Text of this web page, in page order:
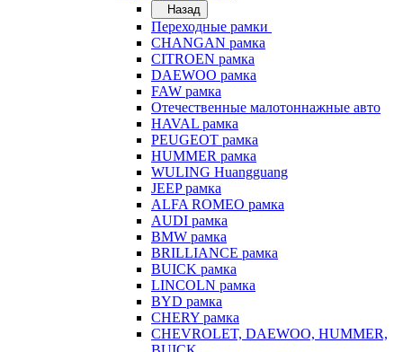
Назад
Переходные рамки
CHANGAN рамка
CITROEN рамка
DAEWOO рамка
FAW рамка
Отечественные малотоннажные авто
HAVAL рамка
PEUGEOT рамка
HUMMER рамка
WULING Huangguang
JEEP рамка
ALFA ROMEO рамка
AUDI рамка
BMW рамка
BRILLIANCE рамка
BUICK рамка
LINCOLN рамка
BYD рамка
CHERY рамка
CHEVROLET, DAEWOO, HUMMER,